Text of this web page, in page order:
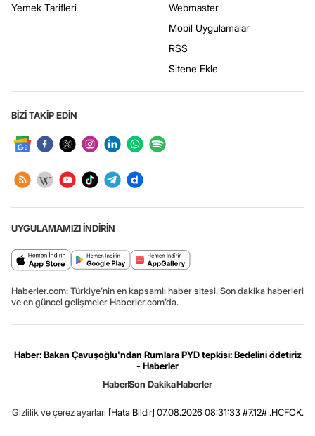
Yemek Tarifleri
Webmaster
Mobil Uygulamalar
RSS
Sitene Ekle
BİZİ TAKİP EDİN
UYGULAMAMIZI İNDİRİN
Haberler.com: Türkiye’nin en kapsamlı haber sitesi. Son dakika haberleri
ve en güncel gelişmeler Haberler.com’da.
Haber: Bakan Çavuşoğlu'ndan Rumlara PYD tepkisi: Bedelini ödetiriz
- Haberler
HaberSon DakikaHaberler
Gizlilik ve çerez ayarları [Hata Bildir] 07.08.2026 08:31:33 #7.12# .HCFOK.